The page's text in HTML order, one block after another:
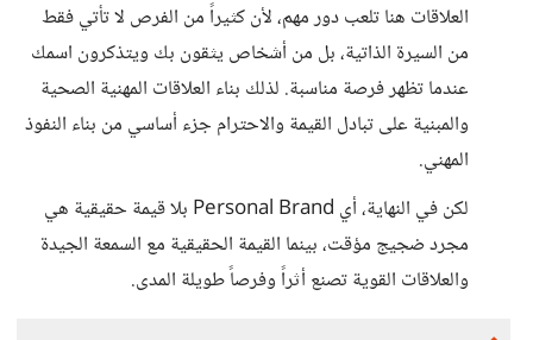
العلاقات هنا تلعب دور مهم، لأن كثيراً من الفرص لا تأتي فقط
من السيرة الذاتية، بل من أشخاص يثقون بك ويتذكرون اسمك
عندما تظهر فرصة مناسبة. لذلك بناء العلاقات المهنية الصحية
والمبنية على تبادل القيمة والاحترام جزء أساسي من بناء النفوذ
المهني.
لكن في النهاية، أي Personal Brand بلا قيمة حقيقية هي
مجرد ضجيج مؤقت، بينما القيمة الحقيقية مع السمعة الجيدة
والعلاقات القوية تصنع أثراً وفرصاً طويلة المدى.